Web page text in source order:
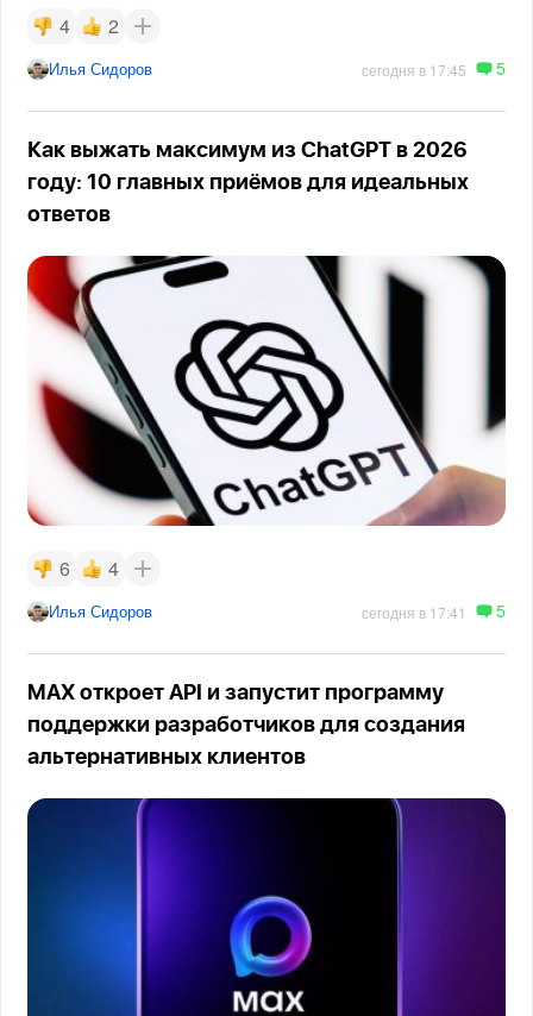
4 2
Илья Сидоров сегодня в 17:45 5
Как выжать максимум из ChatGPT в 2026
году: 10 главных приёмов для идеальных
ответов
6 4
Илья Сидоров сегодня в 17:41 5
MAX откроет API и запустит программу
поддержки разработчиков для создания
альтернативных клиентов